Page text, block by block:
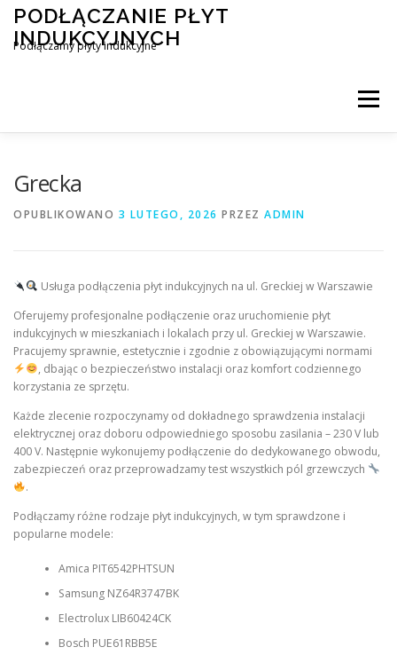
Przejdź
treści
PODŁĄCZANIE PŁYT
INDUKCYJNYCH
Podłączamy płyty indukcyjne
Menu
Grecka
OPUBLIKOWANO 3 LUTEGO, 2026 PRZEZ ADMIN
Usługa podłączenia płyt indukcyjnych na ul. Greckiej w Warszawie
Oferujemy profesjonalne podłączenie oraz uruchomienie płyt
indukcyjnych w mieszkaniach i lokalach przy ul. Greckiej w Warszawie.
Pracujemy sprawnie, estetycznie i zgodnie z obowiązującymi normami
, dbając o bezpieczeństwo instalacji oraz komfort codziennego
korzystania ze sprzętu.
Każde zlecenie rozpoczynamy od dokładnego sprawdzenia instalacji
elektrycznej oraz doboru odpowiedniego sposobu zasilania – 230 V lub
400 V. Następnie wykonujemy podłączenie do dedykowanego obwodu,
zabezpieczeń oraz przeprowadzamy test wszystkich pól grzewczych
.
Podłączamy różne rodzaje płyt indukcyjnych, w tym sprawdzone i
popularne modele:
Amica PIT6542PHTSUN
Samsung NZ64R3747BK
Electrolux LIB60424CK
Bosch PUE61RBB5E